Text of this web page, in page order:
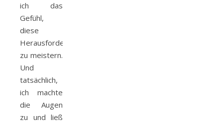
ich das
Gefühl,
diese
Herausforderung
zu meistern.
Und
tatsächlich,
ich machte
die Augen
zu und ließ